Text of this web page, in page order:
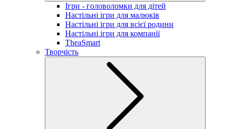
Ігри - головоломки для дітей
Настільні ігри для малюків
Настільні ігри для всієї родини
Настільні ігри для компанії
TheaSmart
Творчість